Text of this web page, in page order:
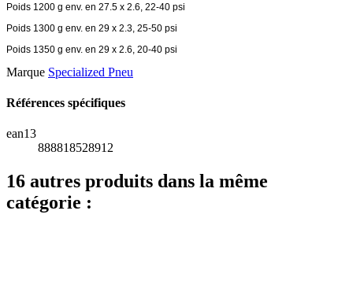
Poids 1200 g env. en 27.5 x 2.6, 22-40 psi
Poids 1300 g env. en 29 x 2.3, 25-50 psi
Poids 1350 g env. en 29 x 2.6, 20-40 psi
Marque Specialized Pneu
Références spécifiques
ean13
888818528912
16 autres produits dans la même
catégorie :